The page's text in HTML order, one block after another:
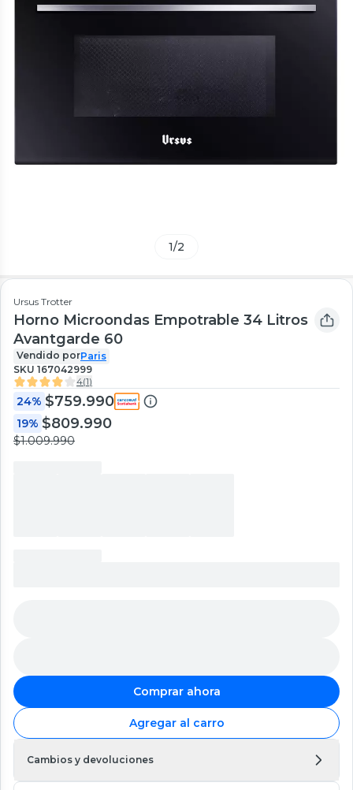
1/2
Ursus Trotter
Horno Microondas Empotrable 34 Litros
Avantgarde 60
Vendido porParis
SKU 167042999
4(1)
24% $759.990
19% $809.990
$1.009.990
Comprar ahora
Agregar al carro
Cambios y devoluciones